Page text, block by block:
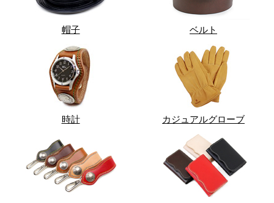
帽子 ベルト
時計 カジュアルグローブ